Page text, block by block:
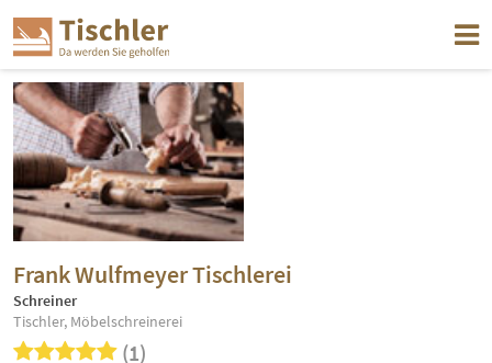
Frank Wulfmeyer Tischlerei
Schreiner
Tischler, Möbelschreinerei
(1)